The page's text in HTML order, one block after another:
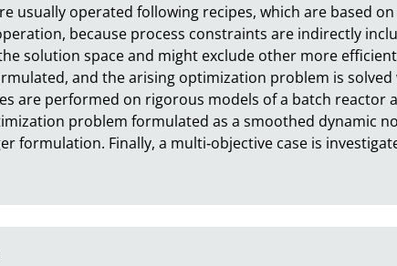
usually operated following recipes, which are based
because process constraints are indirectly
solution space and might exclude other more
and the arising optimization problem is
are performed on rigorous models of a batch reactor
problem formulated as a smoothed dynamic
formulation. Finally, a multi‐objective case is